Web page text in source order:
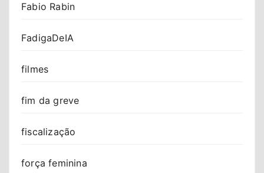
Fabio Rabin
FadigaDeIA
filmes
fim da greve
fiscalização
força feminina